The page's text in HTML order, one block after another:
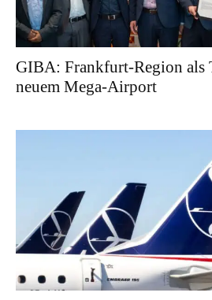
GIBA: Frankfurt-Region als
neuem Mega-Airport